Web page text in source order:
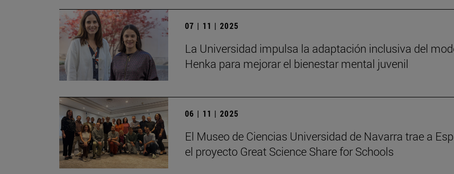
07 | 11 | 2025
La Universidad impulsa la adaptación inclusiva del
Henka para mejorar el bienestar mental juvenil
06 | 11 | 2025
El Museo de Ciencias Universidad de Navarra trae a
el proyecto Great Science Share for Schools